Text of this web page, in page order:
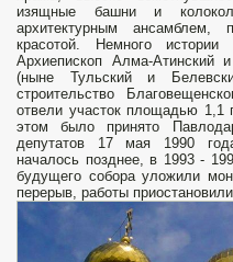
изящные башни и
архитектурным
красотой. Немного
Архиепископ Алма-Атинский
(ныне Тульский и
строительство
отвели участок площадью
этом было принято
депутатов 17 мая 1990
началось позднее, в 1993 -
будущего собора уложили
перерыв, работы